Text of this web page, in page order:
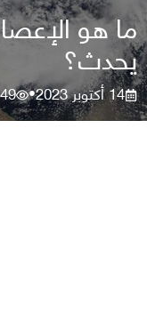
ما هو
يحدث؟
14 أكتوبر 2023 •